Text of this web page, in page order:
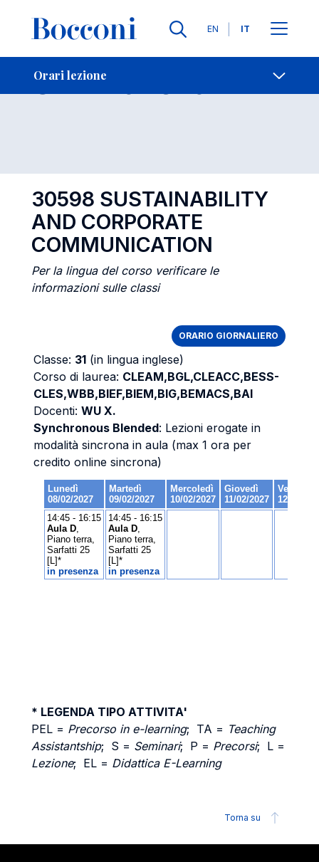
Lingue
EN IT
Orari lezione
-
Orari lezione Open
30598 SUSTAINABILITY
AND CORPORATE
COMMUNICATION
Per la lingua del corso verificare le
informazioni sulle classi
ORARIO GIORNALIERO
Classe: 31 (in lingua inglese)
Corso di laurea: CLEAM,BGL,CLEACC,BESS-
CLES,WBB,BIEF,BIEM,BIG,BEMACS,BAI
Docenti: WU X.
Synchronous Blended: Lezioni erogate in
modalità sincrona in aula (max 1 ora per
credito online sincrona)
* LEGENDA TIPO ATTIVITA'
PEL = Precorso in e-learning; TA = Teaching
Assistantship; S = Seminari; P = Precorsi; L =
Lezione; EL = Didattica E-Learning
Torna su